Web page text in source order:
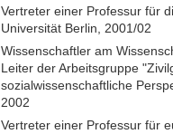
Vertreter einer Professur für
Universität Berlin, 2001/02
Wissenschaftler am
Leiter der Arbeitsgruppe
sozialwissenschaftliche
2002
Vertreter einer Professur für